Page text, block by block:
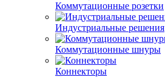
Коммутационные розетки
Индустриальные решения
Коммутационные шнуры
Коннекторы